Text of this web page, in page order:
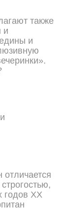
также
и
и
годов ХХ